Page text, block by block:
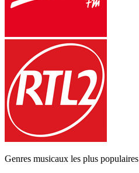
Genres musicaux les plus populaires